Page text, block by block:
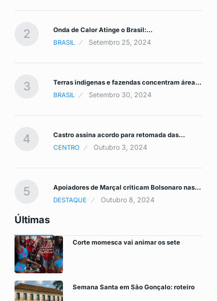
2
Onda de Calor Atinge o Brasil:…
BRASIL
Setembro 25, 2024
3
Terras indígenas e fazendas concentram área…
BRASIL
Setembro 30, 2024
4
Castro assina acordo para retomada das…
CENTRO
Outubro 3, 2024
5
Apoiadores de Marçal criticam Bolsonaro nas…
DESTAQUE
Outubro 8, 2024
Últimas
Corte momesca vai animar os sete
Semana Santa em São Gonçalo: roteiro